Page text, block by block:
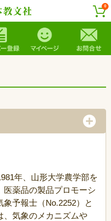
0
年、山形大学農学部を
医薬品の製品プロモーシ
予報士（No.2252）と
、気象のメカニズムや